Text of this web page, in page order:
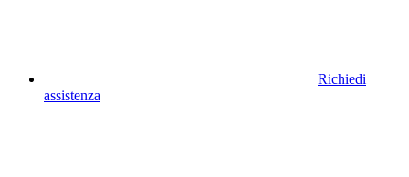
Richiedi
assistenza